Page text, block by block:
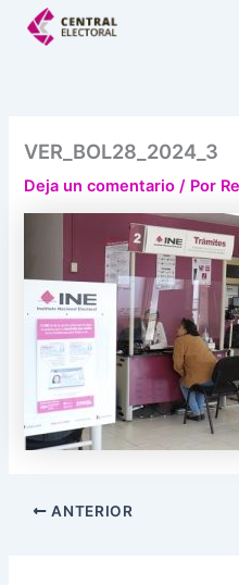
VER_BOL28_2024_3
Deja un comentario / Por
ANTERIOR